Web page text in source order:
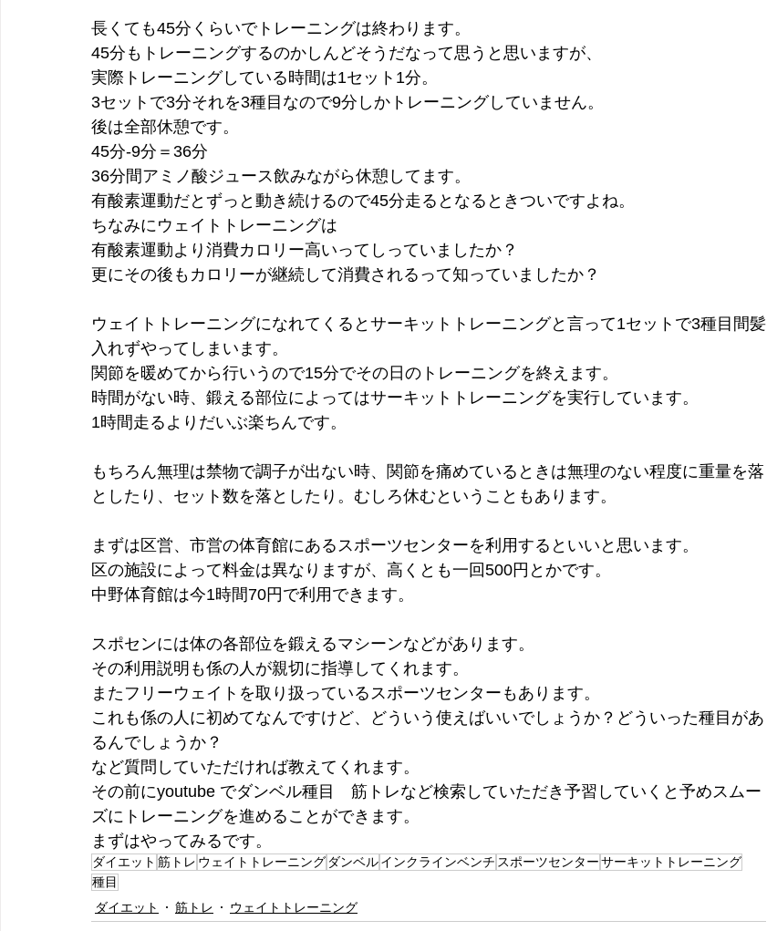
長くても45分くらいでトレーニングは終わります。
45分もトレーニングするのかしんどそうだなって思うと思いますが、
実際トレーニングしている時間は1セット1分。
3セットで3分それを3種目なので9分しかトレーニングしていません。
後は全部休憩です。
45分-9分＝36分
36分間アミノ酸ジュース飲みながら休憩してます。
有酸素運動だとずっと動き続けるので45分走るとなるときついですよね。
ちなみにウェイトトレーニングは
有酸素運動より消費カロリー高いってしっていましたか？
更にその後もカロリーが継続して消費されるって知っていましたか？
ウェイトトレーニングになれてくるとサーキットトレーニングと言って1セットで3種目間髪
入れずやってしまいます。
関節を暖めてから行いうので15分でその日のトレーニングを終えます。
時間がない時、鍛える部位によってはサーキットトレーニングを実行しています。
1時間走るよりだいぶ楽ちんです。
もちろん無理は禁物で調子が出ない時、関節を痛めているときは無理のない程度に重量を落
としたり、セット数を落としたり。むしろ休むということもあります。
まずは区営、市営の体育館にあるスポーツセンターを利用するといいと思います。
区の施設によって料金は異なりますが、高くとも一回500円とかです。
中野体育館は今1時間70円で利用できます。
スポセンには体の各部位を鍛えるマシーンなどがあります。
その利用説明も係の人が親切に指導してくれます。
またフリーウェイトを取り扱っているスポーツセンターもあります。
これも係の人に初めてなんですけど、どういう使えばいいでしょうか？どういった種目があ
るんでしょうか？
など質問していただければ教えてくれます。
その前にyoutube でダンベル種目　筋トレなど検索していただき予習していくと予めスムー
ズにトレーニングを進めることができます。
まずはやってみるです。
ダイエット 筋トレ ウェイトトレーニング ダンベルインクラインベンチ スポーツセンターサーキットトレーニング
種目
ダイエット
筋トレ ウェイトトレーニング